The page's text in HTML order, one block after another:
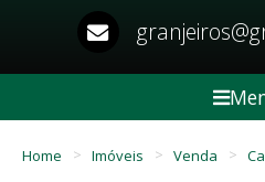
Home Imóveis Venda